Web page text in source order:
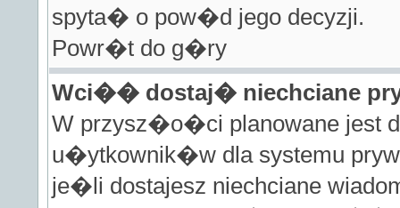
spyta� o pow�d jego decyzji.
Powr�t do g�ry
Wci�� dostaj� niechciane
W przysz�o�ci planowane jest
u�ytkownik�w dla systemu
je�li dostajesz niechciane